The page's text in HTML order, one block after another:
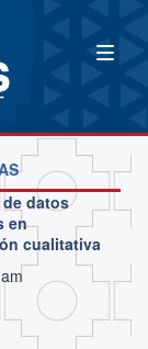
datos
en
cualitativa